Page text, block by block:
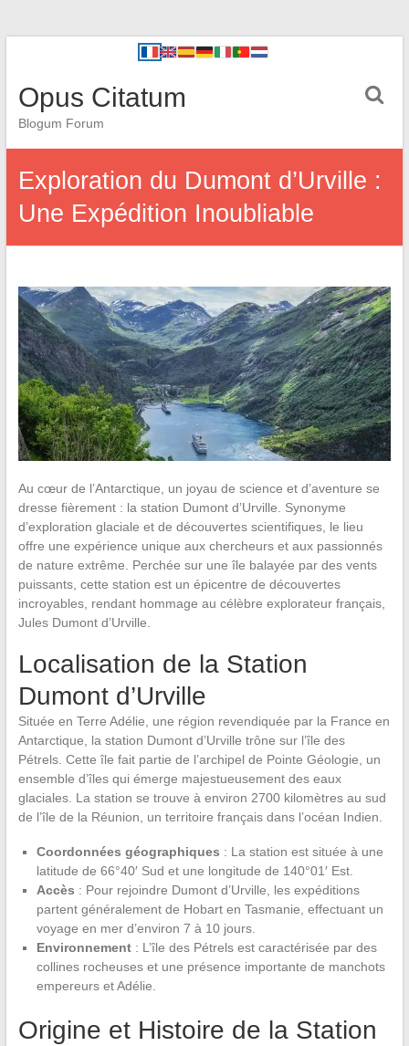
Opus Citatum
Blogum Forum
Exploration du Dumont d’Urville :
Une Expédition Inoubliable
Au cœur de l’Antarctique, un joyau de science et d’aventure se
dresse fièrement : la station Dumont d’Urville. Synonyme
d’exploration glaciale et de découvertes scientifiques, le lieu
offre une expérience unique aux chercheurs et aux passionnés
de nature extrême. Perchée sur une île balayée par des vents
puissants, cette station est un épicentre de découvertes
incroyables, rendant hommage au célèbre explorateur français,
Jules Dumont d’Urville.
Localisation de la Station
Dumont d’Urville
Située en Terre Adélie, une région revendiquée par la France en
Antarctique, la station Dumont d’Urville trône sur l’île des
Pétrels. Cette île fait partie de l’archipel de Pointe Géologie, un
ensemble d’îles qui émerge majestueusement des eaux
glaciales. La station se trouve à environ 2700 kilomètres au sud
de l’île de la Réunion, un territoire français dans l’océan Indien.
Coordonnées géographiques : La station est située à une
latitude de 66°40′ Sud et une longitude de 140°01′ Est.
Accès : Pour rejoindre Dumont d’Urville, les expéditions
partent généralement de Hobart en Tasmanie, effectuant un
voyage en mer d’environ 7 à 10 jours.
Environnement: L’île des Pétrels est caractérisée par des
collines rocheuses et une présence importante de manchots
empereurs et Adélie.
Origine et Histoire de la Station